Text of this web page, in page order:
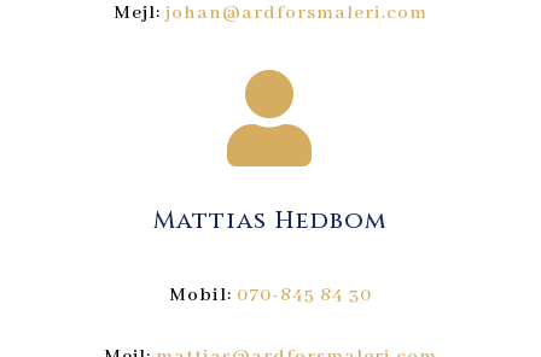
Mejl:johan@ardforsmaleri.com

Mattias Hedbom
Mobil: 070-845 84 30